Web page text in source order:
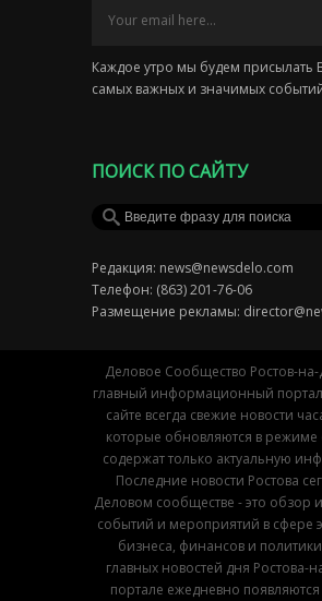
Каждое утро мы будем присылать
самых важных и значимых
ПОИСК ПО САЙТУ
Редакция: news@newsdelo.com
Телефон: (863) 201-76-06
Размещение рекламы:
Деловое Сообщество Ростов-на-
главный информационный
сайте всегда свежие новости
которые обновляются в
содержат только актуальную
Последние новости Ростова
Деловом сообществе - это обзор
событий и мероприятий в сфере
бизнеса, финансов и
главных новостей дня Ростова-
портале ежедневно